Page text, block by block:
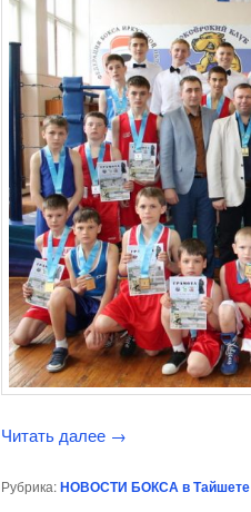
Читать далее →
Рубрика:НОВОСТИ БОКСА в Тайшете